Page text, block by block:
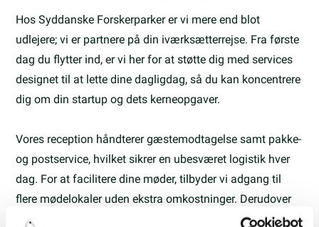
Hos Syddanske Forskerparker er vi mere end blot
udlejere; vi er partnere på din iværksætterrejse. Fra første
dag du flytter ind, er vi her for at støtte dig med services
designet til at lette dine dagligdag, så du kan koncentrere
dig om din startup og dets kerneopgaver.
Vores reception håndterer gæstemodtagelse samt pakke-
og postservice, hvilket sikrer en ubesværet logistik hver
dag. For at facilitere dine møder, tilbyder vi adgang til
flere mødelokaler uden ekstra omkostninger. Derudover
sørger vores kantine for forplejning til både personale og